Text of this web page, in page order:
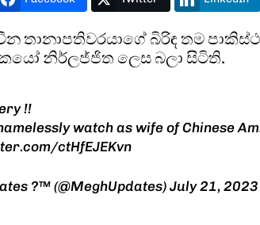
තානාපතිවරයාගේ බිරිඳ තම
නිර්ලජ්ජිත ලෙස බලා සිටිති.
!!
watch as wife of Chinese
ctHfEJEKvn
?™ (@MeghUpdates) July 21, 2023